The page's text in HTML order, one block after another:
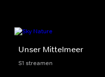
Unser Mittelmeer
S1 streamen